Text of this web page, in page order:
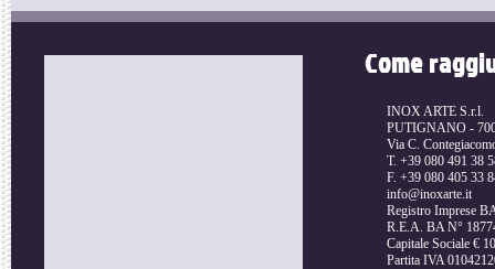
Come
INOX ARTE S.r.l.
PUTIGNANO -
Via C.
T. +39 080 491 38
F. +39 080 405 33
info@inoxarte.it
Registro Imprese
R.E.A. BA N°
Capitale Sociale €
Partita IVA